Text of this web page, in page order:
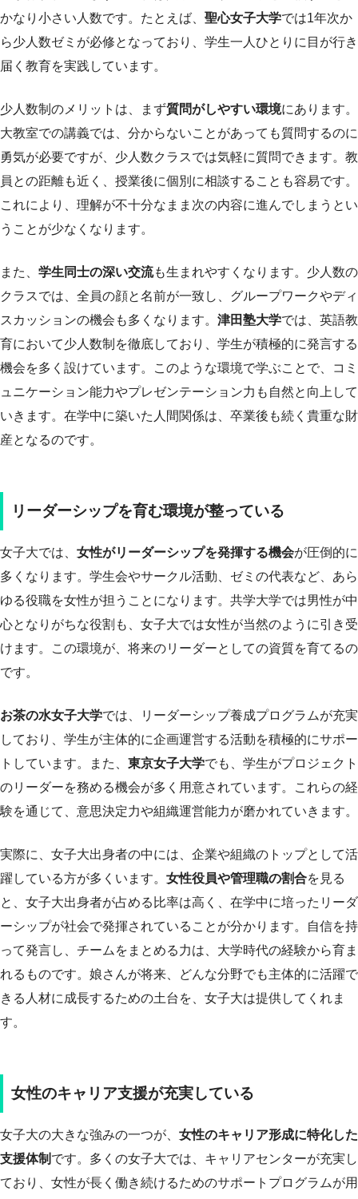
かなり小さい人数です。たとえば、 聖心女子大学では1年次か
ら少人数ゼミが必修となっており、学生一人ひとりに目が行き
届く教育を実践しています。
少人数制のメリットは、まず質問がしやすい環境にあります。
大教室での講義では、分からないことがあっても質問するのに
勇気が必要ですが、少人数クラスでは気軽に質問できます。教
員との距離も近く、授業後に個別に相談することも容易です。
これにより、理解が不十分なまま次の内容に進んでしまうとい
うことが少なくなります。
また、 学生同士の深い交流も生まれやすくなります。少人数の
クラスでは、全員の顔と名前が一致し、グループワークやディ
スカッションの機会も多くなります。 津田塾大学では、英語教
育において少人数制を徹底しており、学生が積極的に発言する
機会を多く設けています。このような環境で学ぶことで、コミ
ュニケーション能力やプレゼンテーション力も自然と向上して
いきます。在学中に築いた人間関係は、卒業後も続く貴重な財
産となるのです。
リーダーシップを育む環境が整っている
女子大では、 女性がリーダーシップを発揮する機会が圧倒的に
多くなります。学生会やサークル活動、ゼミの代表など、あら
ゆる役職を女性が担うことになります。共学大学では男性が中
心となりがちな役割も、女子大では女性が当然のように引き受
けます。この環境が、将来のリーダーとしての資質を育てるの
です。
お茶の水女子大学では、リーダーシップ養成プログラムが充実
しており、学生が主体的に企画運営する活動を積極的にサポー
トしています。また、 東京女子大学でも、学生がプロジェクト
のリーダーを務める機会が多く用意されています。これらの経
験を通じて、意思決定力や組織運営能力が磨かれていきます。
実際に、女子大出身者の中には、企業や組織のトップとして活
躍している方が多くいます。 女性役員や管理職の割合を見る
と、女子大出身者が占める比率は高く、在学中に培ったリーダ
ーシップが社会で発揮されていることが分かります。自信を持
って発言し、チームをまとめる力は、大学時代の経験から育ま
れるものです。娘さんが将来、どんな分野でも主体的に活躍で
きる人材に成長するための土台を、女子大は提供してくれま
す。
女性のキャリア支援が充実している
女子大の大きな強みの一つが、 女性のキャリア形成に特化した
支援体制 です。多くの女子大では、キャリアセンターが充実し
ており、女性が長く働き続けるためのサポートプログラムが用